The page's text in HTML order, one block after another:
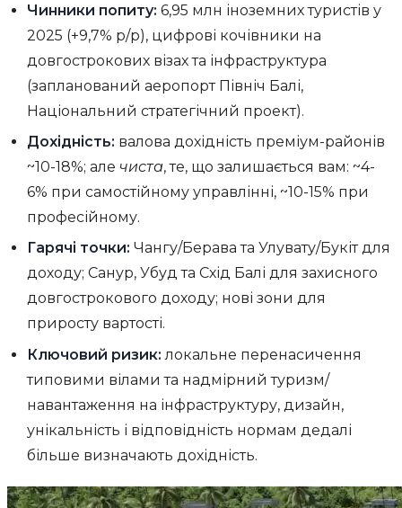
Чинники попиту: 6,95 млн іноземних туристів у
2025 (+9,7% р/р), цифрові кочівники на
довгострокових візах та інфраструктура
(запланований аеропорт Північ Балі,
Національний стратегічний проект).
Дохідність: валова дохідність преміум-районів
~10-18%; але чиста, те, що залишається вам: ~4-
6% при самостійному управлінні, ~10-15% при
професійному.
Гарячі точки: Чангу/Берава та Улувату/Букіт для
доходу; Санур, Убуд та Схід Балі для захисного
довгострокового доходу; нові зони для
приросту вартості.
Ключовий ризик: локальне перенасичення
типовими вілами та надмірний туризм/
навантаження на інфраструктуру, дизайн,
унікальність і відповідність нормам дедалі
більше визначають дохідність.